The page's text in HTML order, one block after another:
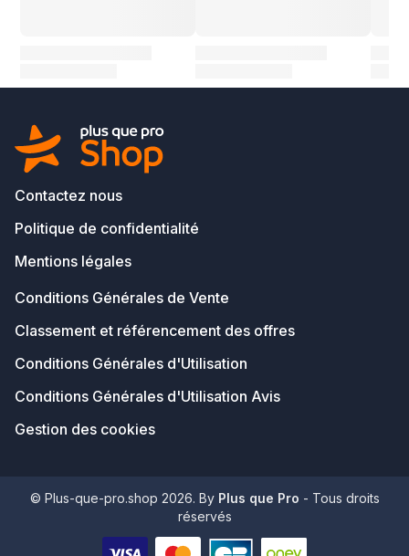
Contactez nous
Politique de confidentialité
Mentions légales
Conditions Générales de Vente
Classement et référencement des offres
Conditions Générales d'Utilisation
Conditions Générales d'Utilisation Avis
Gestion des cookies
© Plus-que-pro.shop 2026. By Plus que Pro - Tous droits
réservés